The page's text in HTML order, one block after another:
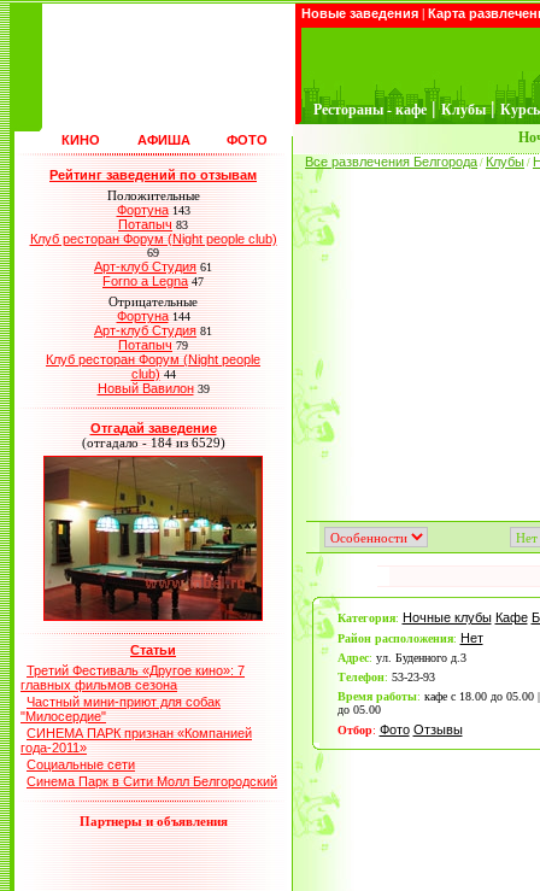
Новые заведения | Карта
Рестораны - кафе | Клубы |
КИНО АФИША ФОТО
Рейтинг заведений по отзывам
Положительные
Фортуна 143
Потапыч 83
Клуб ресторан Форум (Night people club)
69
Арт-клуб Студия 61
Forno a Legna 47
Отрицательные
Фортуна 144
Арт-клуб Студия 81
Потапыч 79
Клуб ресторан Форум (Night people
club) 44
Новый Вавилон 39
Отгадай заведение
(отгадало - 184 из 6529)
Статьи
Третий Фестиваль «Другое кино»: 7
главных фильмов сезона
Частный мини-приют для собак
"Милосердие"
СИНЕМА ПАРК признан «Компанией
года-2011»
Социальные сети
Синема Парк в Сити Молл Белгородский
Партнеры и объявления
Все развлечения Белгорода / Клубы /
Категория: Ночные клубы Кафе
Район расположения: Нет
Адрес: ул. Буденного д.3
Телефон: 53-23-93
Время работы: кафе с 18.00 до 05.00
до 05.00
Отбор: Фото Отзывы